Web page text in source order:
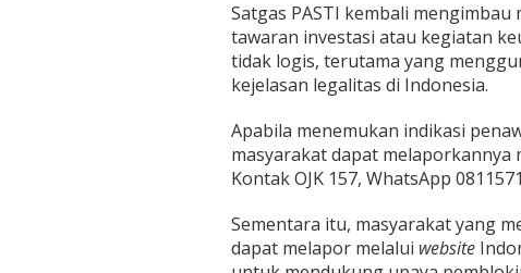
Satgas PASTI kembali
tawaran investasi atau kegiatan
tidak logis, terutama yang
kejelasan legalitas di Indonesia.
Apabila menemukan indikasi
masyarakat dapat melaporkannya
Kontak OJK 157, WhatsApp
Sementara itu, masyarakat yang
dapat melapor melalui website